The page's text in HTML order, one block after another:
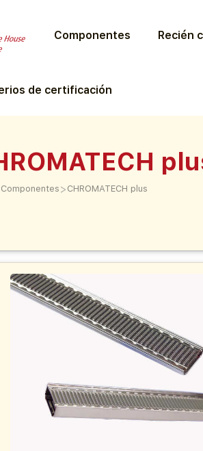
Componentes Recién
de certificación
Componentes > CHROMATECH plus